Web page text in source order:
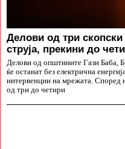
Делови од три
струја, прекини до
Делови од општините Гази Баба,
ќе останат без електрична
интервенции на мрежата. Според
од три до четири